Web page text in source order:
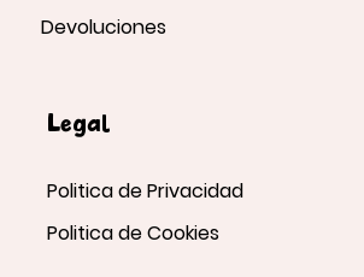
Devoluciones
Legal
Politica de Privacidad
Politica de Cookies